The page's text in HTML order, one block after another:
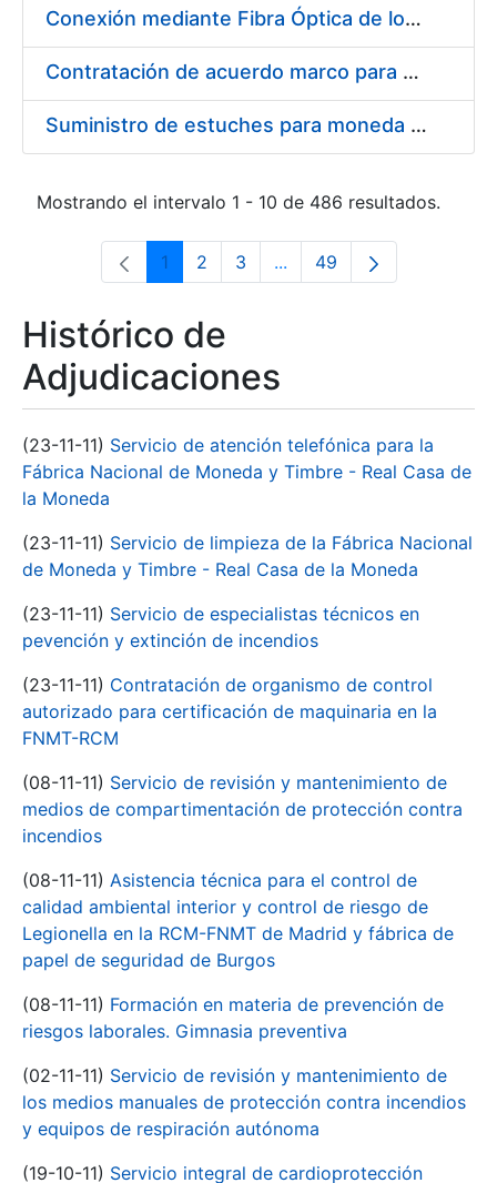
Conexión mediante Fibra Óptica de los Centros de Proceso de Datos (CPDs) de las sedes de la FNMT-RCM de Burgos y Madrid
Contratación de acuerdo marco para el Suministro de Material de Electricidad para la Fábrica Nacional de Moneda y Timbre-Real Casa de la Moneda en su centro de trabajo de Burgos
Suministro de estuches para moneda de 30 €
Mostrando el intervalo 1 - 10 de 486 resultados.
Página
1 Página
2 Página
3 ...Páginas intermedias Use
Página
49
Histórico de
Adjudicaciones
(23-11-11) Servicio de atención telefónica para la
Fábrica Nacional de Moneda y Timbre - Real Casa de
la Moneda
(23-11-11) Servicio de limpieza de la Fábrica Nacional
de Moneda y Timbre - Real Casa de la Moneda
(23-11-11) Servicio de especialistas técnicos en
pevención y extinción de incendios
(23-11-11) Contratación de organismo de control
autorizado para certificación de maquinaria en la
FNMT-RCM
(08-11-11) Servicio de revisión y mantenimiento de
medios de compartimentación de protección contra
incendios
(08-11-11) Asistencia técnica para el control de
calidad ambiental interior y control de riesgo de
Legionella en la RCM-FNMT de Madrid y fábrica de
papel de seguridad de Burgos
(08-11-11) Formación en materia de prevención de
riesgos laborales. Gimnasia preventiva
(02-11-11) Servicio de revisión y mantenimiento de
los medios manuales de protección contra incendios
y equipos de respiración autónoma
(19-10-11) Servicio integral de cardioprotección